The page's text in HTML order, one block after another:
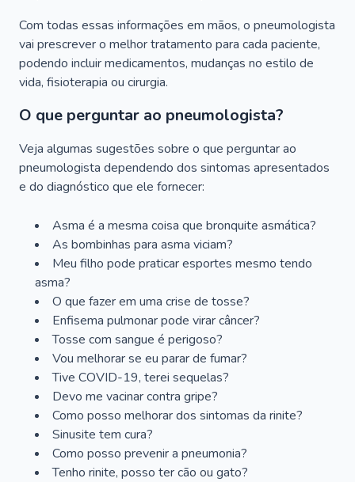
Com todas essas informações em mãos, o pneumologista
vai prescrever o melhor tratamento para cada paciente,
podendo incluir medicamentos, mudanças no estilo de
vida, fisioterapia ou cirurgia.
O que perguntar ao pneumologista?
Veja algumas sugestões sobre o que perguntar ao
pneumologista dependendo dos sintomas apresentados
e do diagnóstico que ele fornecer:
Asma é a mesma coisa que bronquite asmática?
As bombinhas para asma viciam?
Meu filho pode praticar esportes mesmo tendo
asma?
O que fazer em uma crise de tosse?
Enfisema pulmonar pode virar câncer?
Tosse com sangue é perigoso?
Vou melhorar se eu parar de fumar?
Tive COVID-19, terei sequelas?
Devo me vacinar contra gripe?
Como posso melhorar dos sintomas da rinite?
Sinusite tem cura?
Como posso prevenir a pneumonia?
Tenho rinite, posso ter cão ou gato?